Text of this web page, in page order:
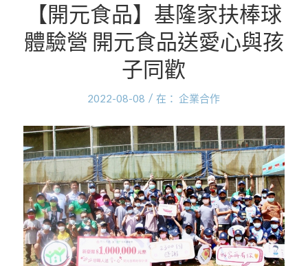
【開元食品】基隆家扶棒球
體驗營 開元食品送愛心與孩
子同歡
2022-08-08 / 在：企業合作